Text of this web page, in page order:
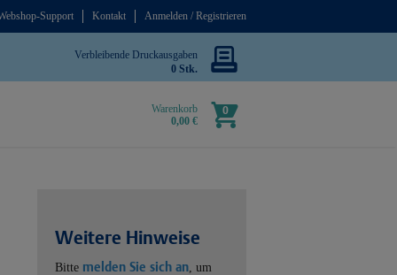
Support Kontakt Anmelden / Registrieren
Verbleibende Druckausgaben
0 Stk.
Warenkorb
0,00 €
0
Weitere Hinweise
Bitte melden Sie sich an, um